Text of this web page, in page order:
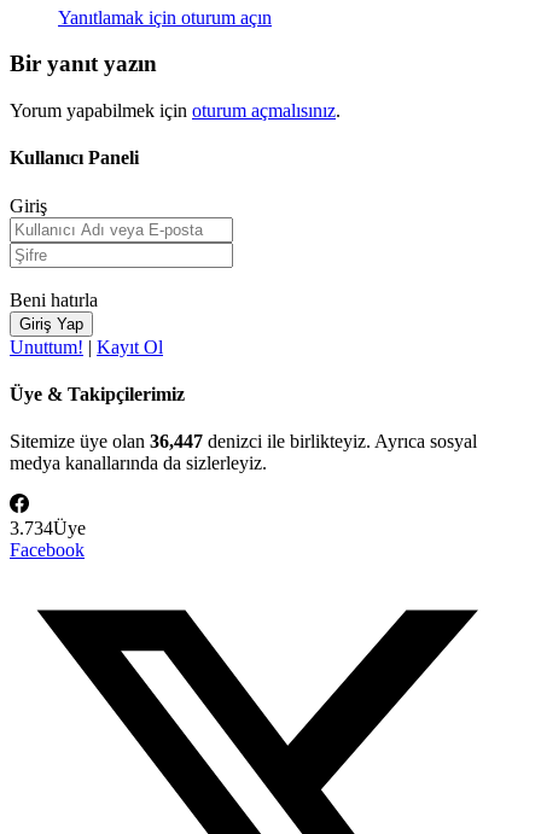
Yanıtlamak için oturum açın
Bir yanıt yazın
Yorum yapabilmek için oturum açmalısınız.
Kullanıcı Paneli
Giriş
Beni hatırla
Unuttum! | Kayıt Ol
Üye & Takipçilerimiz
Sitemize üye olan 36,447 denizci ile birlikteyiz. Ayrıca sosyal
medya kanallarında da sizlerleyiz.
3.734Üye
Facebook